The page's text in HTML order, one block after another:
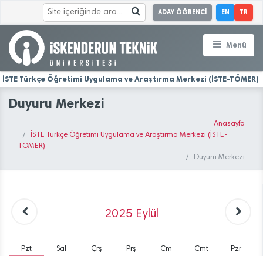
ADAY ÖĞRENCİ EN TR
Menü
İSTE Türkçe Öğretimi Uygulama ve Araştırma Merkezi (İSTE-TÖMER)
Duyuru Merkezi
Anasayfa
İSTE Türkçe Öğretimi Uygulama ve Araştırma Merkezi (İSTE-
TÖMER)
Duyuru Merkezi
2025 Eylül
Pzt Sal Çrş Prş Cm Cmt Pzr